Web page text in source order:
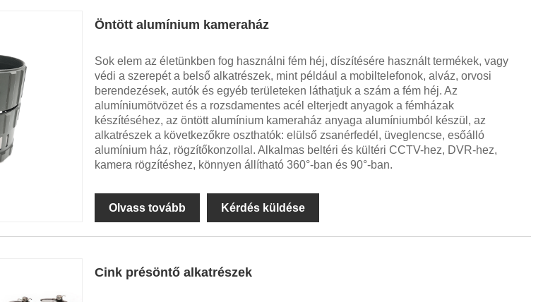
Öntött alumínium kameraház
Sok elem az életünkben fog használni fém héj, díszítésére használt termékek, vagy
védi a szerepét a belső alkatrészek, mint például a mobiltelefonok, alváz, orvosi
berendezések, autók és egyéb területeken láthatjuk a szám a fém héj. Az
alumíniumötvözet és a rozsdamentes acél elterjedt anyagok a fémházak
készítéséhez, az öntött alumínium kameraház anyaga alumíniumból készül, az
alkatrészek a következőkre oszthatók: elülső zsanérfedél, üveglencse, esőálló
alumínium ház, rögzítőkonzollal. Alkalmas beltéri és kültéri CCTV-hez, DVR-hez,
kamera rögzítéshez, könnyen állítható 360°-ban és 90°-ban.
Olvass tovább Kérdés küldése
Cink présöntő alkatrészek